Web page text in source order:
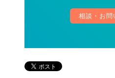
相談・お問